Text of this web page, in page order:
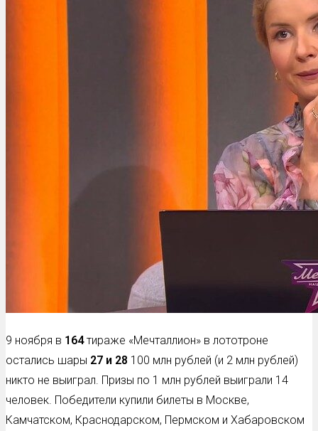
9 ноября в 164тираже «Мечталлион» в лототроне
остались шары 27 и 28 100 млн рублей (и 2 млн рублей)
никто не выиграл. Призы по 1 млн рублей выиграли 14
человек. Победители купили билеты в Москве,
Камчатском, Краснодарском, Пермском и Хабаровском